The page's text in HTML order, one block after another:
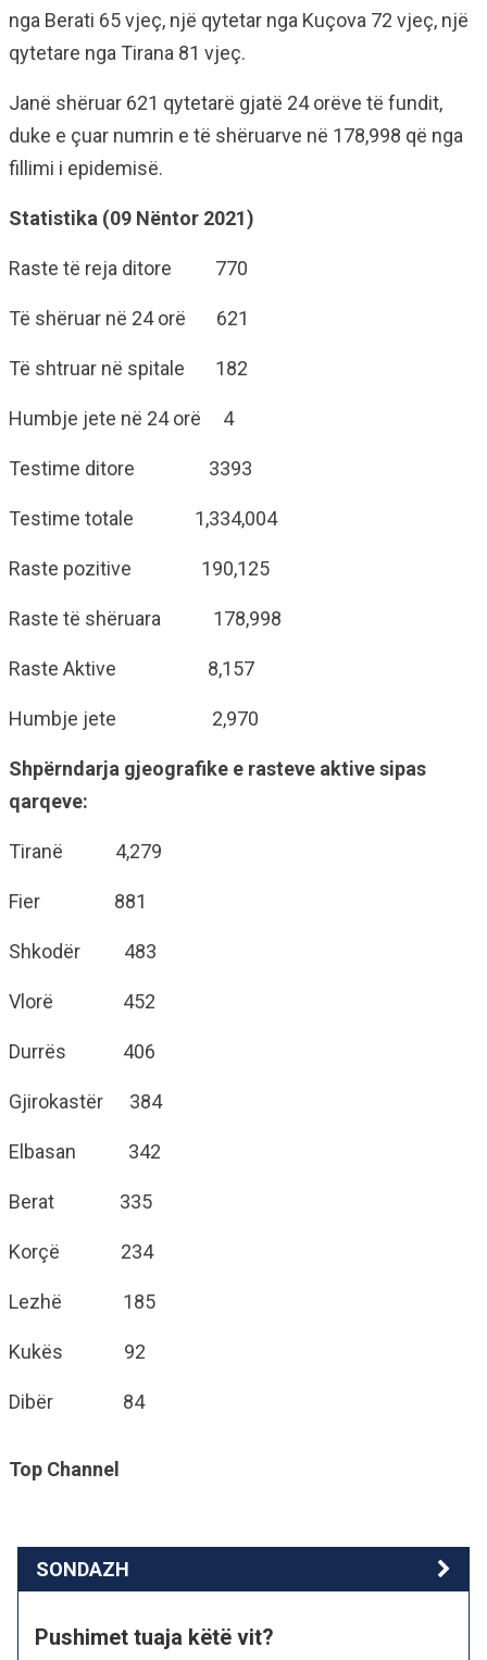
nga Berati 65 vjeç, një qytetar nga Kuçova 72 vjeç, një
qytetare nga Tirana 81 vjeç.
Janë shëruar 621 qytetarë gjatë 24 orëve të fundit,
duke e çuar numrin e të shëruarve në 178,998 që nga
fillimi i epidemisë.
Statistika (09 Nëntor 2021)
Raste të reja ditore 770
Të shëruar në 24 orë 621
Të shtruar në spitale 182
Humbje jete në 24 orë 4
Testime ditore 3393
Testime totale 1,334,004
Raste pozitive 190,125
Raste të shëruara 178,998
Raste Aktive 8,157
Humbje jete 2,970
Shpërndarja gjeografike e rasteve aktive sipas
qarqeve:
Tiranë 4,279
Fier 881
Shkodër 483
Vlorë 452
Durrës 406
Gjirokastër 384
Elbasan 342
Berat 335
Korçë 234
Lezhë 185
Kukës 92
Dibër 84
Top Channel
SONDAZH
Pushimet tuaja këtë vit?